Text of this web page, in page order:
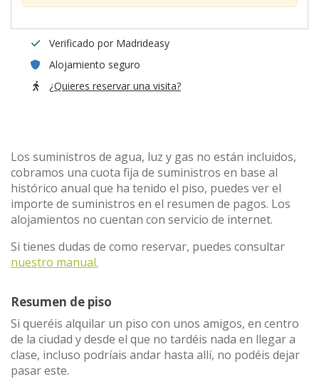
Verificado por Madrideasy
Alojamiento seguro
¿Quieres reservar una visita?
Los suministros de agua, luz y gas no están incluidos,
cobramos una cuota fija de suministros en base al
histórico anual que ha tenido el piso, puedes ver el
importe de suministros en el resumen de pagos. Los
alojamientos no cuentan con servicio de internet.
Si tienes dudas de como reservar, puedes consultar
nuestro manual.
Resumen de piso
Si queréis alquilar un piso con unos amigos, en centro
de la ciudad y desde el que no tardéis nada en llegar a
clase, incluso podríais andar hasta allí, no podéis dejar
pasar este.